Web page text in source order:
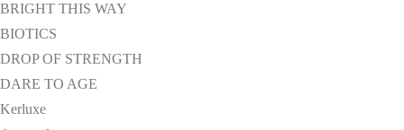
BRIGHT THIS WAY
BIOTICS
DROP OF STRENGTH
DARE TO AGE
Kerluxe